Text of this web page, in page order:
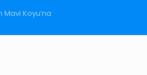
Mavi Koyu’na